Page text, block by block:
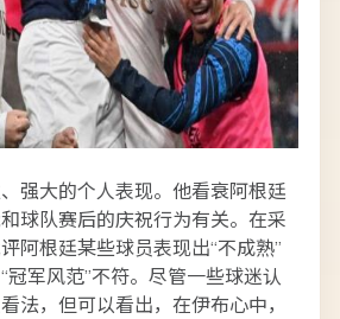
强大的个人表现。他看衰阿根廷
球队赛后的庆祝行为有关。在采
阿根廷某些球员表现出“不成熟”
冠军风范”不符。尽管一些球迷认
法，但可以看出，在伊布心中，